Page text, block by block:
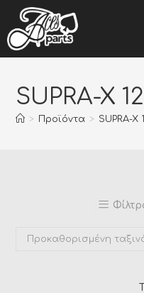
SUPRA-X
> Προϊόντα > SUPRA-X
Προκαθορισμένη